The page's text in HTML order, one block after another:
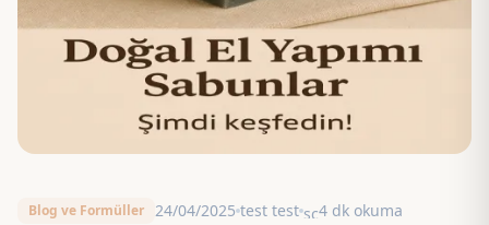
Blog ve Formüller 24/04/2025 test test schedule
4 dk okuma